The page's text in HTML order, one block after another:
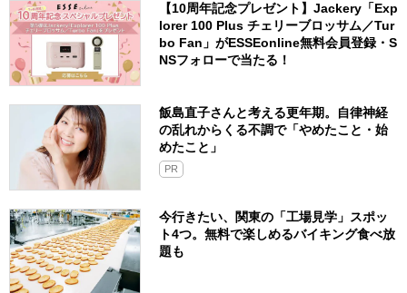
【10周年記念プレゼント】Jackery「Exp
lorer 100 Plus チェリーブロッサム／Tur
bo Fan」がESSEonline無料会員登録・S
NSフォローで当たる！
飯島直子さんと考える更年期。自律神経
の乱れからくる不調で「やめたこと・始
めたこと」
PR
今行きたい、関東の「工場見学」スポッ
ト4つ。無料で楽しめるバイキング食べ放
題も